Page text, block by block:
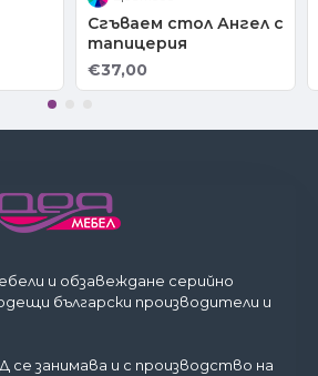
Сгъваем стол Ангел с
тапицерия
€37,00
и обзавеждане серийно
български производители и
се занимава и с производство на